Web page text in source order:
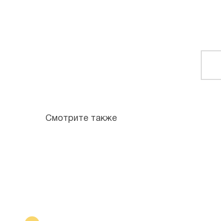
Смотрите также